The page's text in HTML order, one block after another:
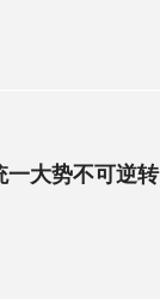
大势不可逆转